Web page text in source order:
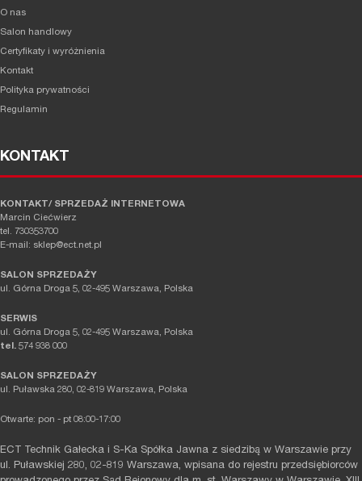
O nas
Salon handlowy
Certyfikaty i wyróżnienia
Kontakt
Polityka prywatności
Regulamin
KONTAKT
KONTAKT/ SPRZEDAŻ INTERNETOWA
Marcin Ciećwierz
tel. 730353700
E-mail: sklep@ect.net.pl
SALON SPRZEDAŻY
ul. Górna Droga 5, 02-495 Warszawa, Polska
SERWIS
ul. Górna Droga 5, 02-495 Warszawa, Polska
tel. 574 938 000
SALON SPRZEDAŻY
ul. Puławska 280, 02-819 Warszawa, Polska
Otwarte: pon - pt 08:00-17:00
ECT Technik Gałecka i S-Ka Spółka Jawna z siedzibą w Warszawie przy
ul. Puławskiej 280, 02-819 Warszawa, wpisana do rejestru przedsiębiorców